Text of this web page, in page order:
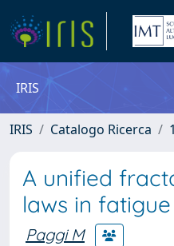
IRIS
IRIS Catalogo Ricerca
A unified
laws in
Paggi M